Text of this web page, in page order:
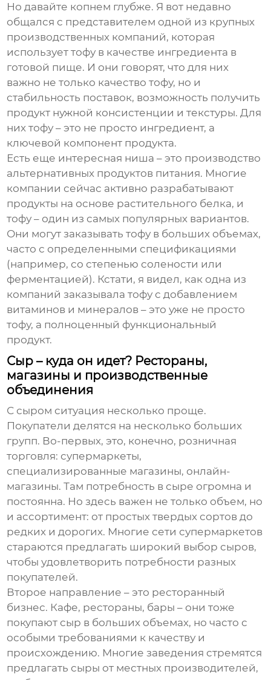
Но давайте копнем глубже. Я вот недавно
общался с представителем одной из крупных
производственных компаний, которая
используеттофу в качестве ингредиента в
готовой пище. И они говорят, что для них
важно не только качествотофу, но и
стабильность поставок, возможность получить
продукт нужной консистенции и текстуры. Для
нихтофу – это не просто ингредиент, а
ключевой компонент продукта.
Есть еще интересная ниша – это производство
альтернативных продуктов питания. Многие
компании сейчас активно разрабатывают
продукты на основе растительного белка, и
тофу – один из самых популярных вариантов.
Они могут заказыватьтофу в больших объемах,
часто с определенными спецификациями
(например, со степенью солености или
ферментацией). Кстати, я видел, как одна из
компаний заказывалатофу с добавлением
витаминов и минералов – это уже не просто
тофу, а полноценный функциональный
продукт.
Сыр – куда он идет? Рестораны,
магазины и производственные
объединения
С сыром ситуация несколько проще.
Покупатели делятся на несколько больших
групп. Во-первых, это, конечно, розничная
торговля: супермаркеты,
специализированные магазины, онлайн-
магазины. Там потребность в сыре огромна и
постоянна. Но здесь важен не только объем, но
и ассортимент: от простых твердых сортов до
редких и дорогих. Многие сети супермаркетов
стараются предлагать широкий выбор сыров,
чтобы удовлетворить потребности разных
покупателей.
Второе направление – это ресторанный
бизнес. Кафе, рестораны, бары – они тоже
покупают сыр в больших объемах, но часто с
особыми требованиями к качеству и
происхождению. Многие заведения стремятся
предлагать сыры от местных производителей,